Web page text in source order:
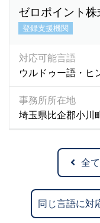
ゼロポイント株
登録支援機関
対応可能言語
ウルドゥー語・ヒ
事務所所在地
埼玉県比企郡小川
全
同じ言語に対